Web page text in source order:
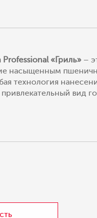
«Гриль»–
насыщенным
технология
вид